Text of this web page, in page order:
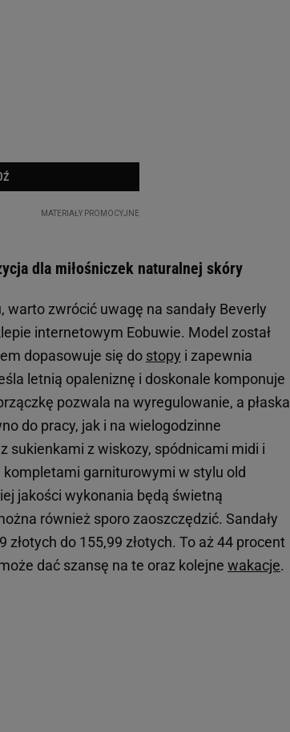
dla miłośniczek naturalnej skóry
zwrócić uwagę na sandały Beverly
internetowym Eobuwie. Model został
dopasowuje się do stopy i zapewnia
letnią opaleniznę i doskonale komponuje
pozwala na wyregulowanie, a płaska
do pracy, jak i na wielogodzinne
sukienkami z wiskozy, spódnicami midi i
garniturowymi w stylu old
jakości wykonania będą świetną
również sporo zaoszczędzić. Sandały
złotych do 155,99 złotych. To aż 44 procent
dać szansę na te oraz kolejne wakacje.